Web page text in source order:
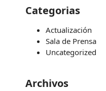
Categorias
Actualización
Sala de Prensa
Uncategorized
Archivos